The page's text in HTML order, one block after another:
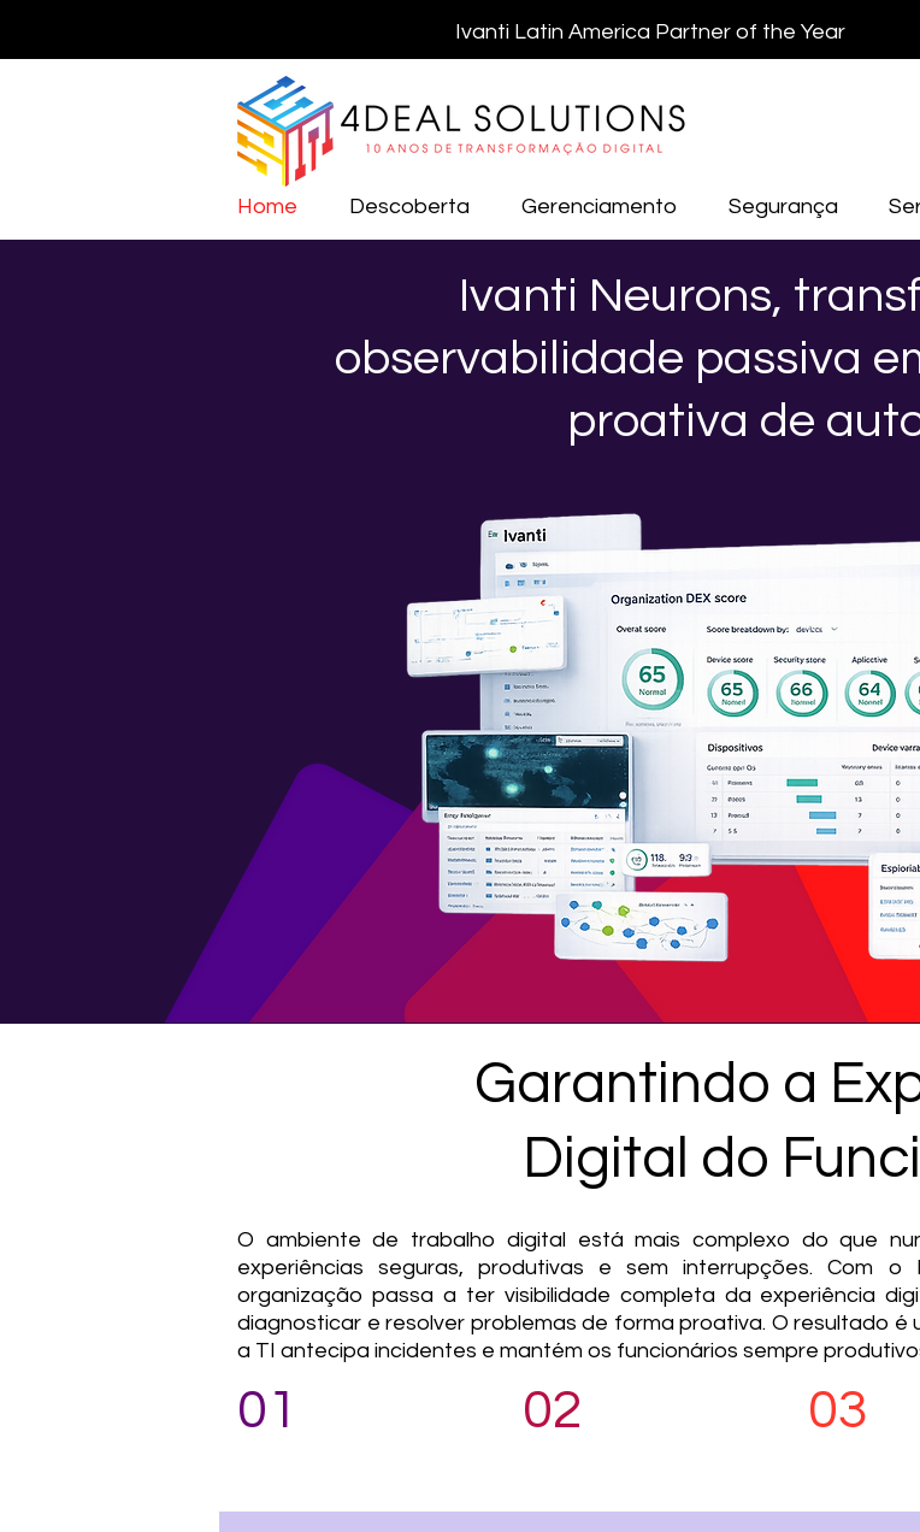
Ivanti Latin America Partner of the Year
Home Descoberta Gerenciamento Segurança
Ivanti Neurons,
observabilidade passiva
proativa de
Garantindo a
Digital do
O ambiente de trabalho digital está mais complexo do que
experiências seguras, produtivas e sem interrupções. Com
organização passa a ter visibilidade completa da experiência
diagnosticar e resolver problemas de forma proativa. O resultado
a TI antecipa incidentes e mantém os funcionários sempre
01 02 03